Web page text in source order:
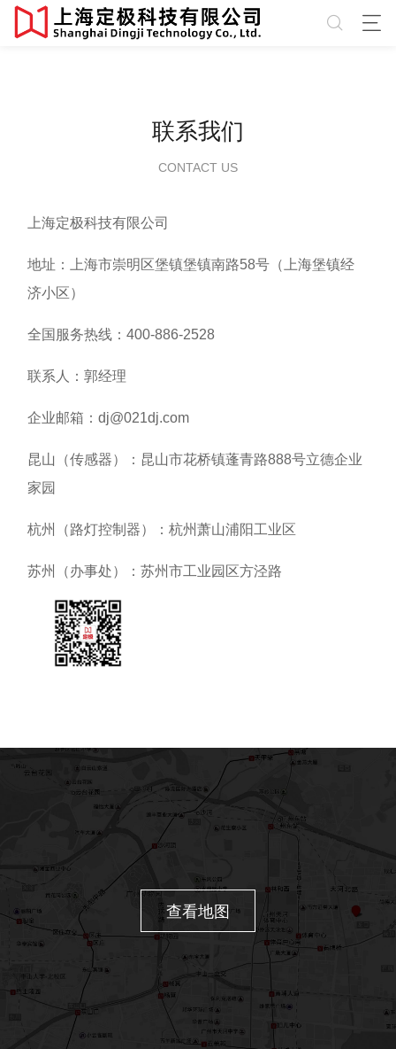
联系我们
CONTACT US
上海定极科技有限公司
地址：上海市崇明区堡镇堡镇南路58号（上海堡镇经
济小区）
全国服务热线：400-886-2528
联系人：郭经理
企业邮箱：dj@021dj.com
昆山（传感器）：昆山市花桥镇蓬青路888号立德企业
家园
杭州（路灯控制器）：杭州萧山浦阳工业区
苏州（办事处）：苏州市工业园区方泾路
查看地图